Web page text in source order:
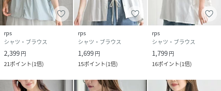
rps
シャツ・ブラウス
2,399円
21ポイント(1倍)
rps
シャツ・ブラウス
1,699円
15ポイント(1倍)
rps
シャツ・ブラウス
1,799円
16ポイント(1倍)